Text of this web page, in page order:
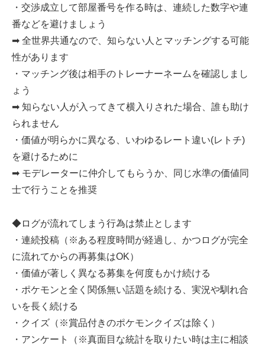
・交渉成立して部屋番号を作る時は、連続した数字や連
番などを避けましょう
➡ 全世界共通なので、知らない人とマッチングする可能
性があります
・マッチング後は相手のトレーナーネームを確認しまし
ょう
➡ 知らない人が入ってきて横入りされた場合、誰も助け
られません
・価値が明らかに異なる、いわゆるレート違い(レトチ)
を避けるために
➡ モデレーターに仲介してもらうか、同じ水準の価値同
士で行うことを推奨
◆ログが流れてしまう行為は禁止とします
・連続投稿（※ある程度時間が経過し、かつログが完全
に流れてからの再募集はOK）
・価値が著しく異なる募集を何度もかけ続ける
・ポケモンと全く関係無い話題を続ける、実況や馴れ合
いを長く続ける
・クイズ（※賞品付きのポケモンクイズは除く）
・アンケート（※真面目な統計を取りたい時は主に相談